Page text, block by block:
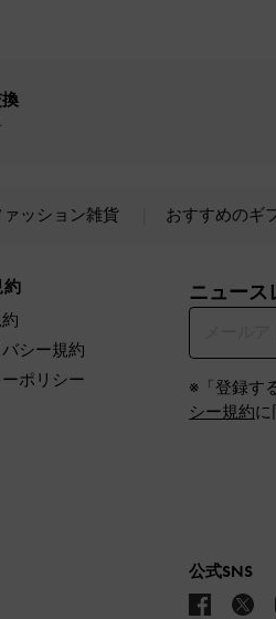
ァッション雑貨 おすすめのギ
約
シー規約
ポリシー
ニュース
※「登録す
シー規約に
公式SNS